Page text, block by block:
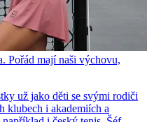
Pořád mají naši výchovu,
už jako děti se svými rodiči
klubech i akademiích a